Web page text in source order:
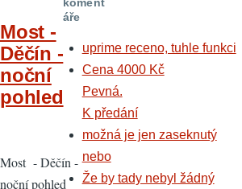
Most -
Děčín -
noční
pohled
Most - Děčín -
noční pohled
koment
áře
uprime receno, tuhle funkci
Cena 4000 Kč
Pevná.
K předání
možná je jen zaseknutý
nebo
Že by tady nebyl žádný